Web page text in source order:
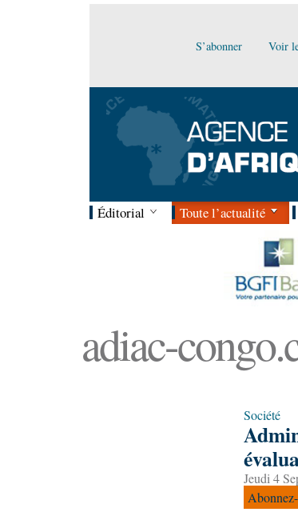
S’abonner Voir
Éditorial Toute l’actualité
adiac-
Société
Jeudi 4